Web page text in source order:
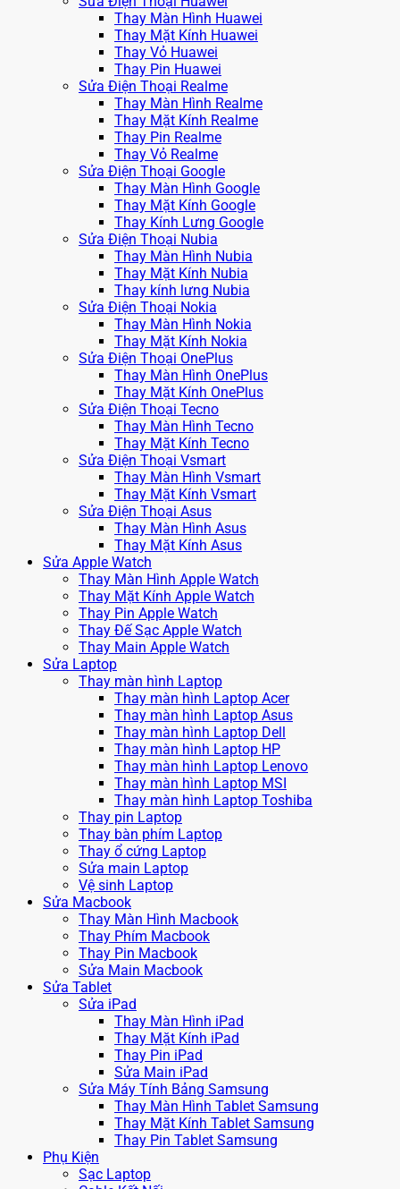
Thay Màn Hình Huawei
Thay Mặt Kính Huawei
Thay Vỏ Huawei
Thay Pin Huawei
Sửa Điện Thoại Realme
Thay Màn Hình Realme
Thay Mặt Kính Realme
Thay Pin Realme
Thay Vỏ Realme
Sửa Điện Thoại Google
Thay Màn Hình Google
Thay Mặt Kính Google
Thay Kính Lưng Google
Sửa Điện Thoại Nubia
Thay Màn Hình Nubia
Thay Mặt Kính Nubia
Thay kính lưng Nubia
Sửa Điện Thoại Nokia
Thay Màn Hình Nokia
Thay Mặt Kính Nokia
Sửa Điện Thoại OnePlus
Thay Màn Hình OnePlus
Thay Mặt Kính OnePlus
Sửa Điện Thoại Tecno
Thay Màn Hình Tecno
Thay Mặt Kính Tecno
Sửa Điện Thoại Vsmart
Thay Màn Hình Vsmart
Thay Mặt Kính Vsmart
Sửa Điện Thoại Asus
Thay Màn Hình Asus
Thay Mặt Kính Asus
Sửa Apple Watch
Thay Màn Hình Apple Watch
Thay Mặt Kính Apple Watch
Thay Pin Apple Watch
Thay Đế Sạc Apple Watch
Thay Main Apple Watch
Sửa Laptop
Thay màn hình Laptop
Thay màn hình Laptop Acer
Thay màn hình Laptop Asus
Thay màn hình Laptop Dell
Thay màn hình Laptop HP
Thay màn hình Laptop Lenovo
Thay màn hình Laptop MSI
Thay màn hình Laptop Toshiba
Thay pin Laptop
Thay bàn phím Laptop
Thay ổ cứng Laptop
Sửa main Laptop
Vệ sinh Laptop
Sửa Macbook
Thay Màn Hình Macbook
Thay Phím Macbook
Thay Pin Macbook
Sửa Main Macbook
Sửa Tablet
Sửa iPad
Thay Màn Hình iPad
Thay Mặt Kính iPad
Thay Pin iPad
Sửa Main iPad
Sửa Máy Tính Bảng Samsung
Thay Màn Hình Tablet Samsung
Thay Mặt Kính Tablet Samsung
Thay Pin Tablet Samsung
Phụ Kiện
Sạc Laptop